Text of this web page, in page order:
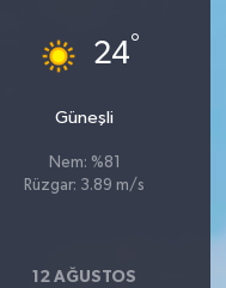
24°
Güneşli
Nem: %81
Rüzgar: 3.89 m/s
12 AĞUSTOS